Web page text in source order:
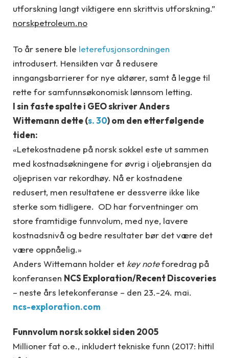
utforskning langt viktigere enn skrittvis utforskning.”
norskpetroleum.no
To år senere ble leterefusjonsordningen
introdusert. Hensikten var å redusere
inngangsbarrierer for nye aktører, samt å legge til
rette for samfunnsøkonomisk lønnsom letting.
I sin faste spalte i GEO skriver Anders
Wittemann dette (s. 30) om den etterfølgende
tiden:
«Letekostnadene på norsk sokkel este ut sammen
med kostnadsøkningene for øvrig i oljebransjen da
oljeprisen var rekordhøy. Nå er kostnadene
redusert, men resultatene er dessverre ikke like
sterke som tidligere. OD har forventninger om
store framtidige funnvolum, med nye, lavere
kostnadsnivå og bedre resultater bør det være det
være oppnåelig.»
Anders Wittemann holder et key noteforedrag på
konferansen NCS Exploration/Recent Discoveries
– neste års letekonferanse – den 23.-24. mai.
ncs-exploration.com
Funnvolum norsk sokkel siden 2005
Millioner fat o.e., inkludert tekniske funn (2017: hittil